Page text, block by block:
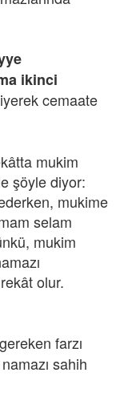
ikinci
cemaate
mukim
şöyle diyor:
mukime
selam
mukim
olur.
farzı
sahih